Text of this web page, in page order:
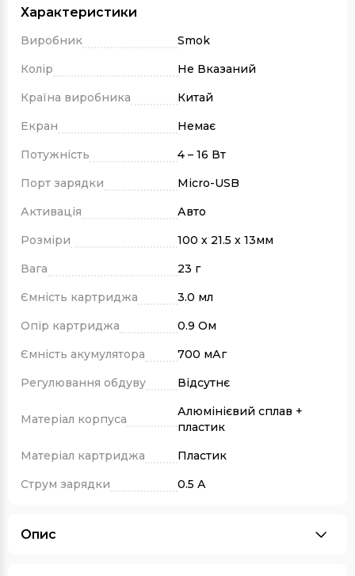
Характеристики
Виробник
Smok
Колір
Не Вказаний
Країна виробника
Китай
Екран
Немає
Потужність
4 – 16 Вт
Порт зарядки
Micro-USB
Активація
Авто
Розміри
100 х 21.5 х 13мм
Вага
23 г
Ємність картриджа
3.0 мл
Опір картриджа
0.9 Ом
Ємність акумулятора
700 мАг
Регулювання обдуву
Відсутнє
Матеріал корпуса
Алюмінієвий сплав +
пластик
Матеріал картриджа
Пластик
Струм зарядки
0.5 А
Опис